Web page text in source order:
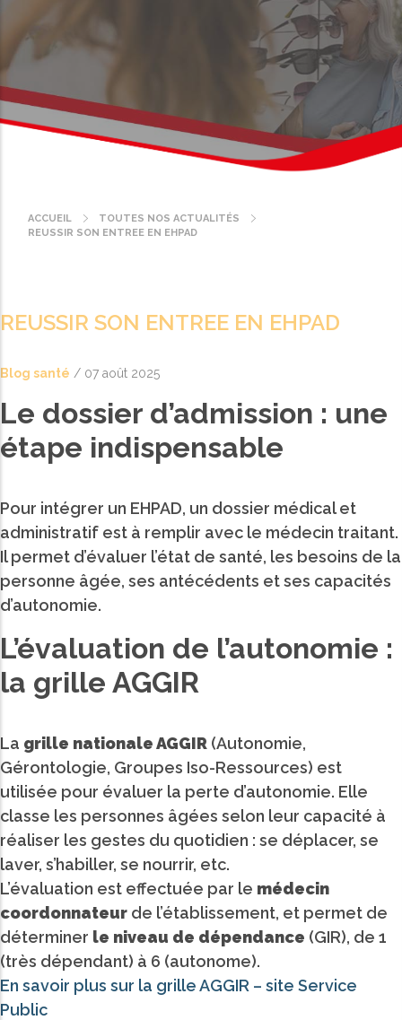
Fil
ACCUEIL
TOUTES NOS ACTUALITÉS
REUSSIR SON ENTREE EN EHPAD
REUSSIR SON ENTREE EN EHPAD
Blog santé / 07 août 2025
Le dossier d’admission : une
étape indispensable
Pour intégrer un EHPAD, un dossier médical et
administratif est à remplir avec le médecin traitant.
Il permet d’évaluer l’état de santé, les besoins de la
personne âgée, ses antécédents et ses capacités
d’autonomie.
L’évaluation de l’autonomie :
la grille AGGIR
La grille nationale AGGIR (Autonomie,
Gérontologie, Groupes Iso-Ressources) est
utilisée pour évaluer la perte d’autonomie. Elle
classe les personnes âgées selon leur capacité à
réaliser les gestes du quotidien : se déplacer, se
laver, s’habiller, se nourrir, etc.
L’évaluation est effectuée par le médecin
coordonnateur de l’établissement, et permet de
déterminer le niveau de dépendance (GIR), de 1
(très dépendant) à 6 (autonome).
En savoir plus sur la grille AGGIR – site Service
Public